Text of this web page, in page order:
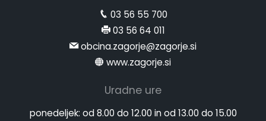
03 56 55 700
03 56 64 011
obcina.zagorje@zagorje.si
www.zagorje.si
Uradne ure
ponedeljek: od 8.00 do 12.00 in od 13.00 do 15.00